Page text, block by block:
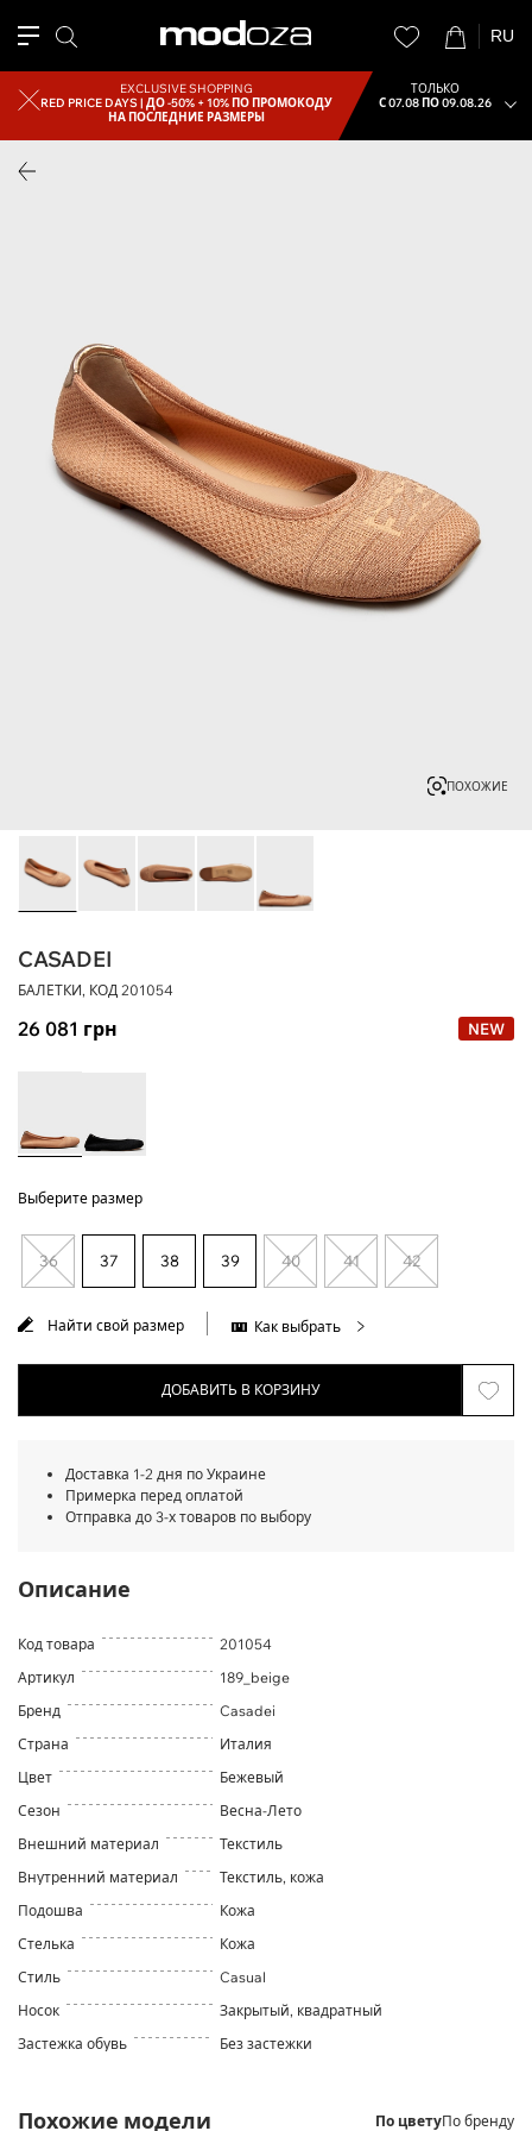
RU
EXCLUSIVE SHOPPING
RED PRICE DAYS |ДО -50% + 10% ПО ПРОМОКОДУ
НА ПОСЛЕДНИЕ РАЗМЕРЫ
ТОЛЬКО
С 07.08 ПО 09.08.26
ПОХОЖИЕ
CASADEI
БАЛЕТКИ, КОД 201054
26 081 грн NEW
Выберите размер
36 37 38 39 40 41 42
Найти свой размер Как выбрать
ДОБАВИТЬ В КОРЗИНУ
Доставка 1-2 дня по Украине
Примерка перед оплатой
Отправка до 3-х товаров по выбору
Описание
Код товара
201054
Артикул
189_beige
Бренд
Casadei
Страна
Италия
Цвет
Бежевый
Сезон
Весна-Лето
Внешний материал
Текстиль
Внутренний материал
Текстиль, кожа
Подошва
Кожа
Стелька
Кожа
Стиль
Casual
Носок
Закрытый, квадратный
Застежка обувь
Без застежки
Похожие модели По цветуПо бренду